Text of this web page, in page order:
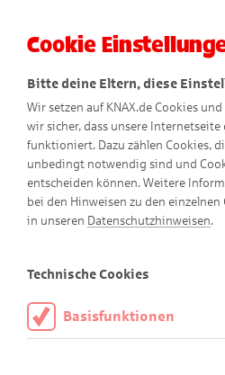
Herzlich
Herzlich
Cookie
Bitte deine Eltern, diese
Wir setzen auf KNAX.de Cookies
wir sicher, dass unsere
funktioniert. Dazu zählen Cookies,
unbedingt notwendig sind und
entscheiden können. Weitere
bei den Hinweisen zu den
in unseren Datenschutzhinweisen.
Technische Cookies
Basisfunktionen